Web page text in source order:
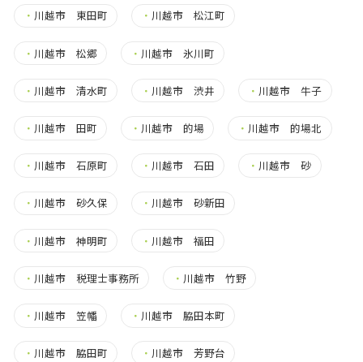
・ 川越市 東田町 ・ 川越市 松江町
・ 川越市 松郷 ・ 川越市 氷川町
・ 川越市 清水町 ・ 川越市 渋井 ・ 川越市 牛子
・ 川越市 田町 ・ 川越市 的場 ・ 川越市 的場北
・ 川越市 石原町 ・ 川越市 石田 ・ 川越市 砂
・ 川越市 砂久保 ・ 川越市 砂新田
・ 川越市 神明町 ・ 川越市 福田
・ 川越市 税理士事務所 ・ 川越市 竹野
・ 川越市 笠幡 ・ 川越市 脇田本町
・ 川越市 脇田町 ・ 川越市 芳野台